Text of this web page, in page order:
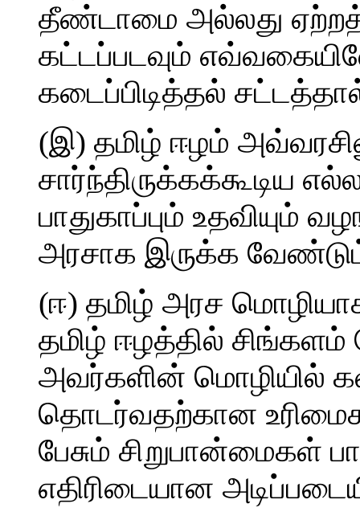
தீண்டாமை அல்லது
கட்டப்படவும்
கடைப்பிடித்தல்
(இ) தமிழ் ஈழம்
சார்ந்திருக்கக்கூடிய
பாதுகாப்பும் உதவியும்
அரசாக இருக்க
(ஈ) தமிழ் அரச
தமிழ் ஈழத்தில் சிங்களம்
அவர்களின் மொழியில்
தொடர்வதற்கான
பேசும் சிறுபான்மைகள்
எதிரிடையான